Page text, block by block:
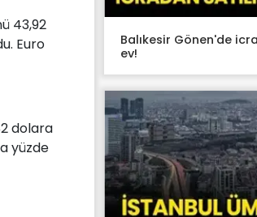
43,92
Euro
dolara
yüzde
Balıkesir Gönen'de
ev!